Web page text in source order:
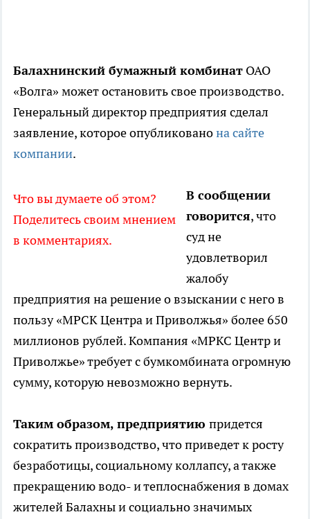
Балахнинский бумажный комбинат ОАО
«Волга» может остановить свое производство.
Генеральный директор предприятия сделал
заявление, которое опубликованона сайте
компании.
Что вы думаете об этом?
Поделитесь своим мнением
в комментариях.
В сообщении
говорится, что
суд не
удовлетворил
жалобу
предприятия на решение о взыскании с него в
пользу «МРСК Центра и Приволжья» более 650
миллионов рублей. Компания «МРКС Центр и
Приволжье» требует с бумкомбината огромную
сумму, которую невозможно вернуть.
Таким образом, предприятию придется
сократить производство, что приведет к росту
безработицы, социальному коллапсу, а также
прекращению водо- и теплоснабжения в домах
жителей Балахны и социально значимых